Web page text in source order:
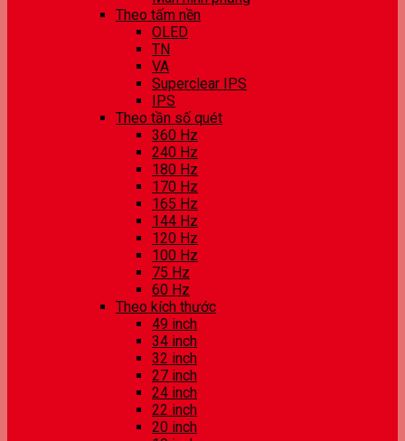
Theo tấm nền
OLED
TN
VA
Superclear IPS
IPS
Theo tần số quét
360 Hz
240 Hz
180 Hz
170 Hz
165 Hz
144 Hz
120 Hz
100 Hz
75 Hz
60 Hz
Theo kích thước
49 inch
34 inch
32 inch
27 inch
24 inch
22 inch
20 inch